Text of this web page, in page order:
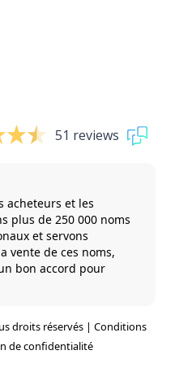
51 reviews
acheteurs et les
plus de 250 000 noms
et servons
vente de ces noms,
bon accord pour
droits réservés | Conditions
de confidentialité